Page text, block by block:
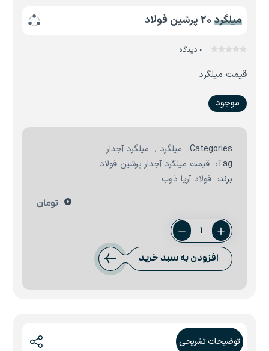
میلگرد 20 پرشین فولاد
0 دیدگاه
قیمت میلگرد
موجود
Categories: میلگرد , میلگرد آجدار
Tag:
قیمت میلگرد آجدار پرشین فولاد
برند: فولاد آریا ذوب
0 تومان
میلگرد
20
پرشین
افزودن به سبد خرید
توضیحات تشریحی